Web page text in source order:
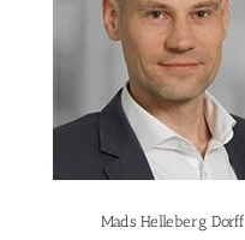
Mads Helleberg Dorff